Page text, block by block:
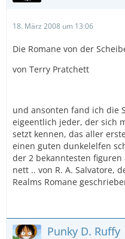
18. März 2008 um 13:06
Die Romane von der
von Terry Pratchett
und ansonten fand ich die
eigeentlich jeder, der sich
setzt kennen, das aller
einen guten dunkelelfen
der 2 bekanntesten
nett .. von R. A. Salvatore,
Realms Romane
Punky D. Ruffy